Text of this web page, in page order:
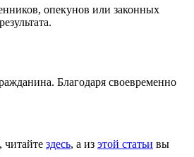
опекунов или законных
Благодаря своевременно
читайте здесь, а из этой статьи вы